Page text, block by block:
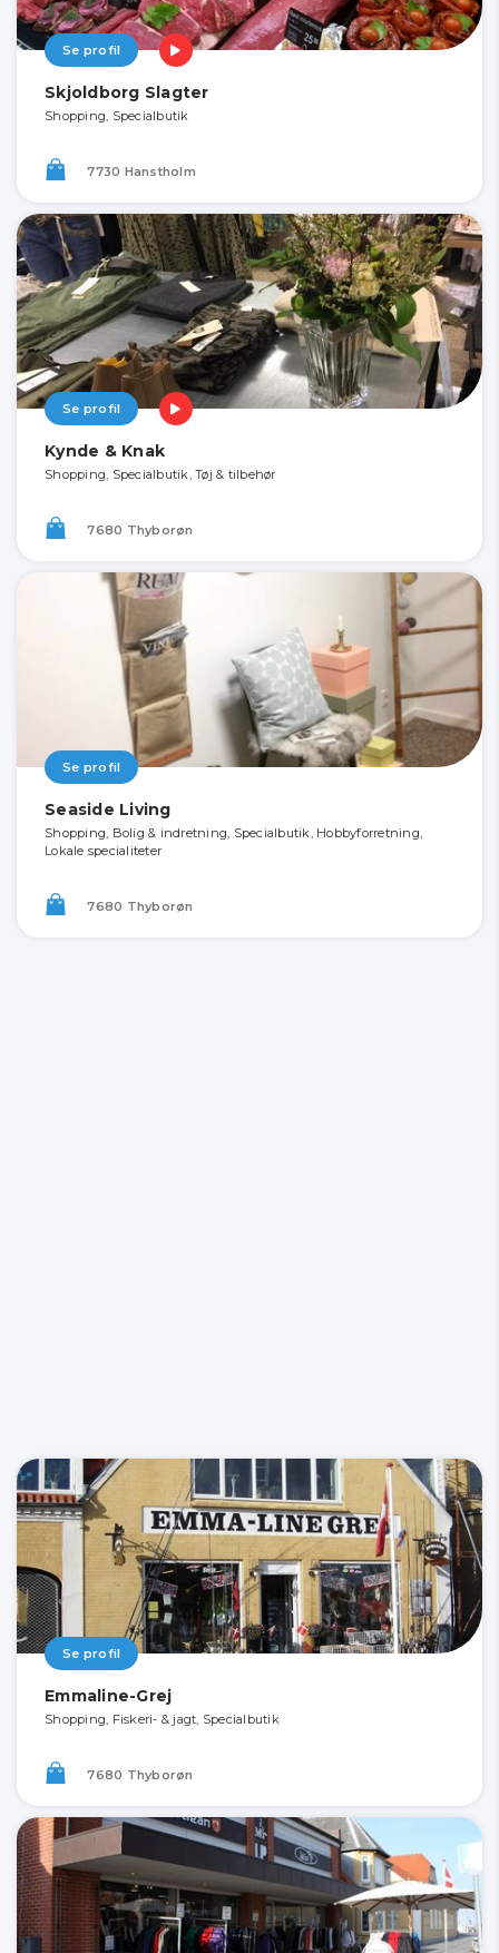
Se profil
Skjoldborg Slagter
Shopping, Specialbutik
7730 Hanstholm
Se profil
Kynde & Knak
Shopping, Specialbutik, Tøj & tilbehør
7680 Thyborøn
Se profil
Seaside Living
Shopping, Bolig & indretning, Specialbutik, Hobbyforretning,
Lokale specialiteter
7680 Thyborøn
Se profil
Emmaline-Grej
Shopping, Fiskeri- & jagt, Specialbutik
7680 Thyborøn